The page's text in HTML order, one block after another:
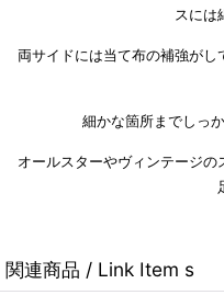
スには
両サイドには当て布の補強がし
細かな箇所までしっ
オールスターやヴィンテージ
関連商品 / Link Item s